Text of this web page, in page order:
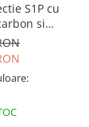
S1P cu
si
Fit